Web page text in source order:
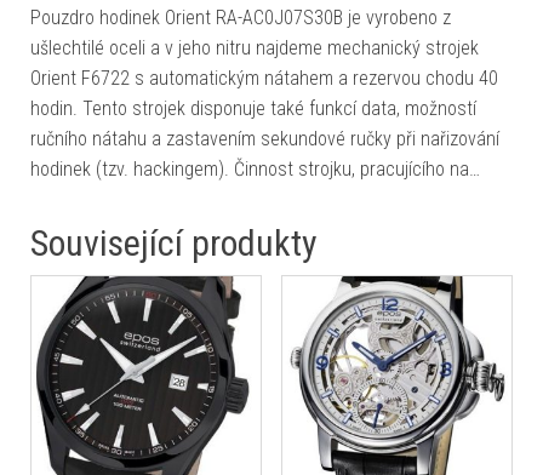
Pouzdro hodinek Orient RA-AC0J07S30B je vyrobeno z
ušlechtilé oceli a v jeho nitru najdeme mechanický strojek
Orient F6722 s automatickým nátahem a rezervou chodu 40
hodin. Tento strojek disponuje také funkcí data, možností
ručního nátahu a zastavením sekundové ručky při nařizování
hodinek (tzv. hackingem). Činnost strojku, pracujícího na…
Související produkty